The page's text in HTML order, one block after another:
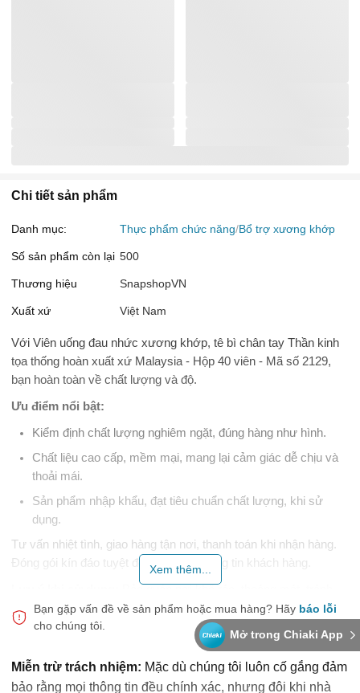
Mở trong Chiaki App
Chi tiết sản phẩm
Danh mục: Thực phẩm chức năng Bổ trợ xương khớp
Số sản phẩm còn lại 500
Thương hiệu SnapshopVN
Xuất xứ Việt Nam
Với Viên uống đau nhức xương khớp, tê bì chân tay Thần kinh
tọa thống hoàn xuất xứ Malaysia - Hộp 40 viên - Mã số 2129,
bạn hoàn toàn về chất lượng và độ.
Ưu điểm nổi bật:
Kiểm định chất lượng nghiêm ngặt, đúng hàng như hình.
Chất liệu cao cấp, mềm mại, mang lại cảm giác dễ chịu và
thoải mái.
Sản phẩm nhập khẩu, đạt tiêu chuẩn chất lượng, khi sử
dụng.
Tư vấn nhiệt tình, giao hàng tận nơi, thanh toán khi nhận hàng.
Đóng gói kín đáo tuyệt đối, bảo mật thông tin khách hàng.
ánh nắng trực tiếp. Kiểm tra hạn sử dụng và tình trạng bao bì
trước khi dùng.
Chọn Snap Shop để về chất lượng và dịch vụ.
Thực phẩm này không phải là thuốc, không có tác dụng thay
Xem thêm...
Bạn gặp vấn đề về sản phẩm hoặc mua hàng? Hãy báo lỗi
cho chúng tôi.
Miễn trừ trách nhiệm: Mặc dù chúng tôi luôn cố gắng đảm
bảo rằng mọi thông tin đều chính xác, nhưng đôi khi nhà